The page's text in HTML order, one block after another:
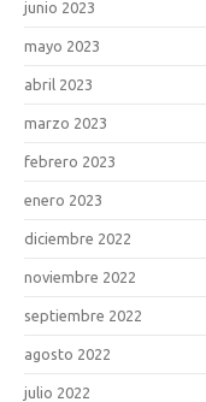
junio 2023
mayo 2023
abril 2023
marzo 2023
febrero 2023
enero 2023
diciembre 2022
noviembre 2022
septiembre 2022
agosto 2022
julio 2022